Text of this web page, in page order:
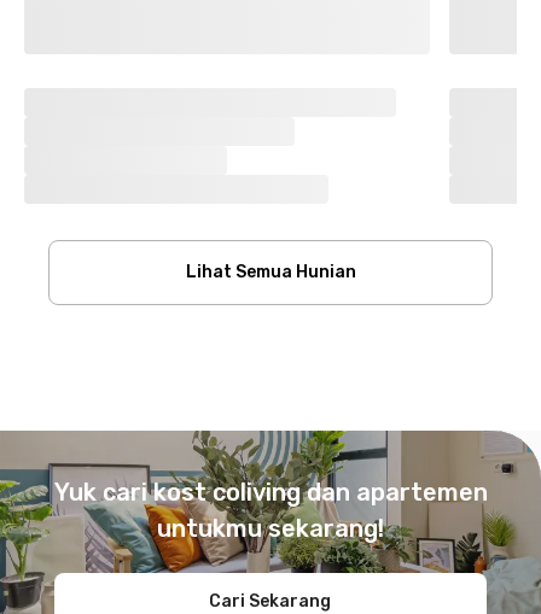
Lihat Semua Hunian
Yuk cari kost coliving dan apartemen
untukmu sekarang!
Cari Sekarang